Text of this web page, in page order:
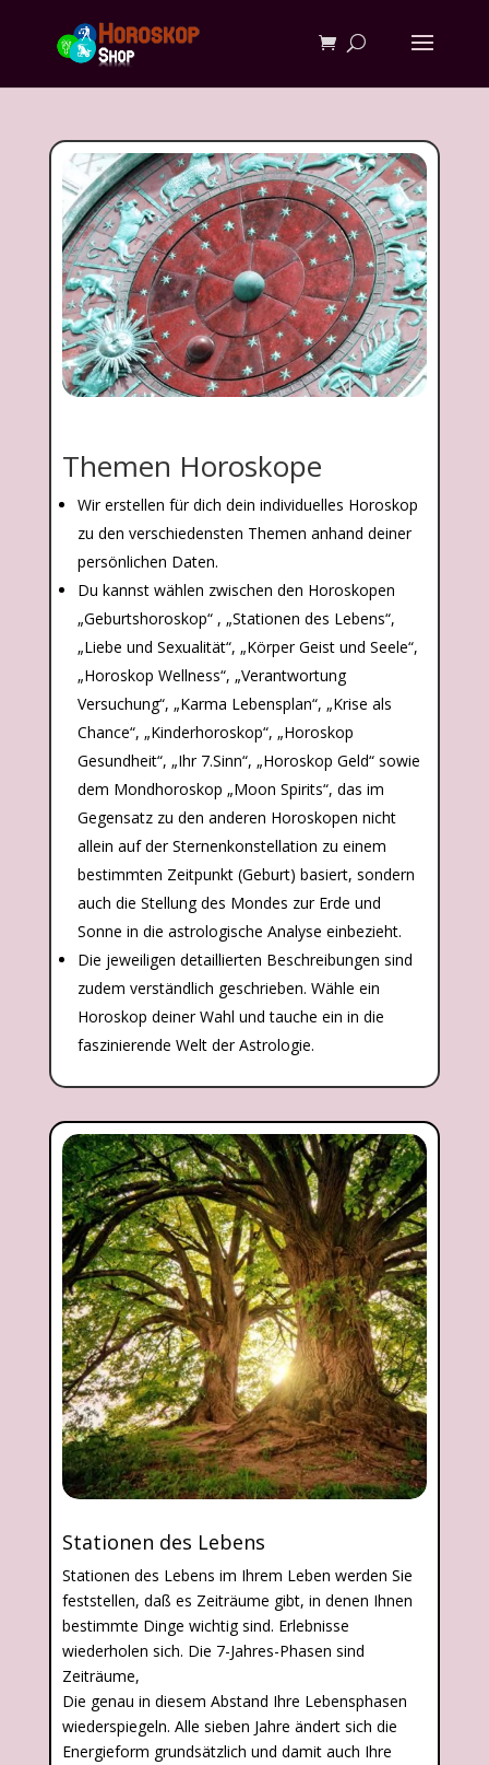
Themen Horoskope
Wir erstellen für dich dein individuelles Horoskop
zu den verschiedensten Themen anhand deiner
persönlichen Daten.
Du kannst wählen zwischen den Horoskopen
„Geburtshoroskop“ , „Stationen des Lebens“,
„Liebe und Sexualität“, „Körper Geist und Seele“,
„Horoskop Wellness“, „Verantwortung
Versuchung“, „Karma Lebensplan“, „Krise als
Chance“, „Kinderhoroskop“, „Horoskop
Gesundheit“, „Ihr 7.Sinn“, „Horoskop Geld“ sowie
dem Mondhoroskop „Moon Spirits“, das im
Gegensatz zu den anderen Horoskopen nicht
allein auf der Sternenkonstellation zu einem
bestimmten Zeitpunkt (Geburt) basiert, sondern
auch die Stellung des Mondes zur Erde und
Sonne in die astrologische Analyse einbezieht.
Die jeweiligen detaillierten Beschreibungen sind
zudem verständlich geschrieben. Wähle ein
Horoskop deiner Wahl und tauche ein in die
faszinierende Welt der Astrologie.
Stationen des Lebens
Stationen des Lebens im Ihrem Leben werden Sie
feststellen, daß es Zeiträume gibt, in denen Ihnen
bestimmte Dinge wichtig sind. Erlebnisse
wiederholen sich. Die 7-Jahres-Phasen sind
Zeiträume,
Die genau in diesem Abstand Ihre Lebensphasen
wiederspiegeln. Alle sieben Jahre ändert sich die
Energieform grundsätzlich und damit auch Ihre